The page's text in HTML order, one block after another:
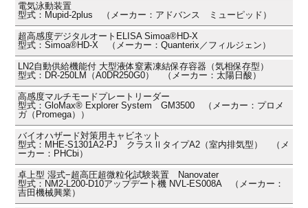
電気泳動装置
型式：Mupid-2plus （メーカー：アドバンス ミューピッド）
超高感度デジタルオートELISA Simoa®HD-X
型式：Simoa®HD-X （メーカー：Quanterix／フィルジェン）
LN2自動供給機能付 大型液体窒素凍結保存容器（気相保存型）
型式：DR-250LM（A0DR250G0） （メーカー：太陽日酸）
高感度マルチモードプレートリーダー
型式：GloMax® Explorer System GM3500 （メーカー：プロメ
ガ（Promega））
バイオハザード対策用キャビネット
型式：MHE-S1301A2-PJ クラスⅡタイプA2（室内排気型） （メ
ーカー：PHCbi）
卓上型 湿式−超高圧超微粒化試験装置 Nanovater
型式：NM2-L200-D10アップデート機 NVL-ES008A （メーカー：
吉田機械興業）